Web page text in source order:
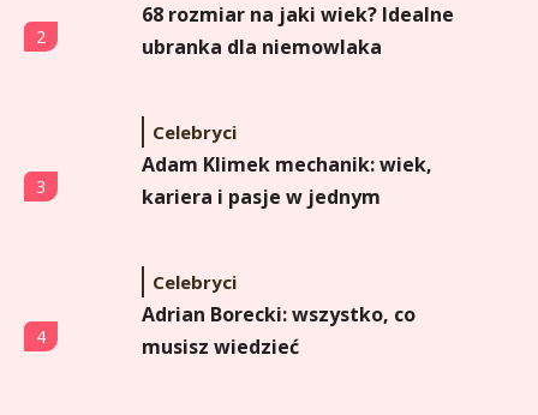
2
68 rozmiar na jaki wiek? Idealne
ubranka dla niemowlaka
3
Celebryci
Adam Klimek mechanik: wiek,
kariera i pasje w jednym
4
Celebryci
Adrian Borecki: wszystko, co
musisz wiedzieć